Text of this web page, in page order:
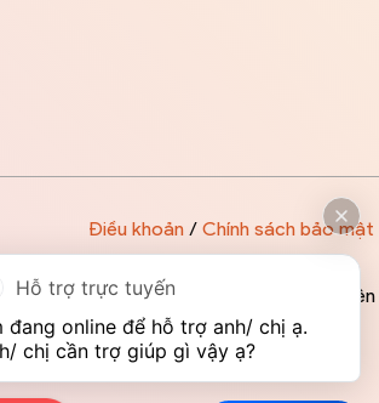
quyền bởi IBAOHIEM - Mọi thông tin trên
đều mang tính chất tham khảo
Điều khoản/ Chính sách bảo mật
Hỗ trợ trực tuyến
đang online để hỗ trợ anh/ chị ạ.
chị cần trợ giúp gì vậy ạ?